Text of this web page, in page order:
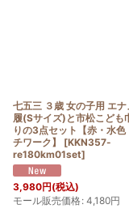
七五三 ３歳 女の子用 エ
履(Sサイズ)と市松こども
りの3点セット【赤・水色
チワーク】
[KKN357-
re180km01set]
3,980円(税込)
モール販売価格: 4,180円